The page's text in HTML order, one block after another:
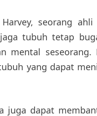
seorang
tubuh tetap
mental
yang dapat
juga dapat